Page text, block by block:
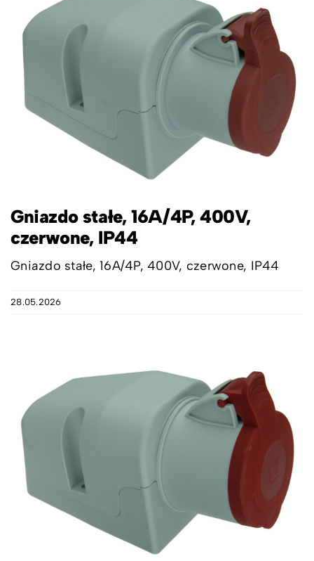
Gniazdo stałe, 16A/4P, 400V,
czerwone, IP44
Gniazdo stałe, 16A/4P, 400V, czerwone, IP44
28.05.2026